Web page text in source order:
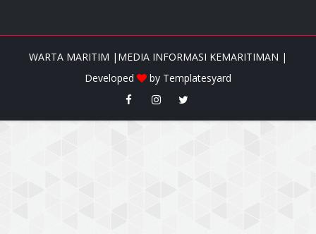
WARTA MARITIM |MEDIA INFORMASI KEMARITIMAN |
Developed
by Templatesyard